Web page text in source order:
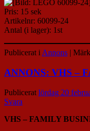
Pris: 15 sek
Artikelnr: 60099-24
Antal (i lager): 1st
Publicerat i Annons |
ANNONS: VHS –
Publicerat lördag 20
Svara
VHS – FAMILY